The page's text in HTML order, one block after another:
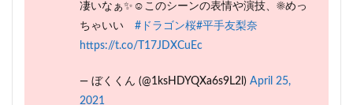
凄いなぁ✨☺このシーンの表情や演技、☀️めっ
ちゃいい #ドラゴン桜#平手友梨奈
https://t.co/T17JDXCuEc
— ぼくくん (@1ksHDYQXa6s9L2l) April 25,
2021